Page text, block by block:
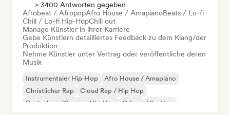
> 3400 Antworten gegeben
Afrobeat / AfropopAfro House / AmapianoBeats / Lo-fi
Chill / Lo-fi Hip-HopChill out
Manage Künstler in ihrer Karriere
Gebe Künstlern detailliertes Feedback zu dem Klang/der
Produktion
Nehme Künstler unter Vertrag oder veröffentliche deren
Musik
Instrumentaler Hip-Hop
Afro House / Amapiano
Christlicher Rap
Cloud Rap / Hip Hop
Deutschrap/German Hip-Hop
Grime
Hip-Hop